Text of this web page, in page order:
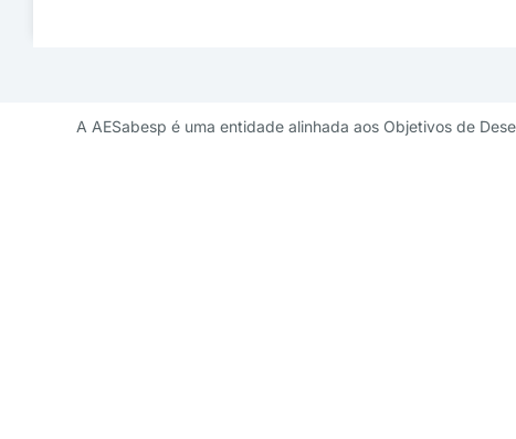
A AESabesp é uma entidade alinhada aos Objetivos de